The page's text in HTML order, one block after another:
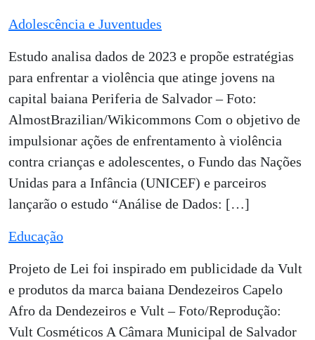
Adolescência e Juventudes
Estudo analisa dados de 2023 e propõe estratégias
para enfrentar a violência que atinge jovens na
capital baiana Periferia de Salvador – Foto:
AlmostBrazilian/Wikicommons Com o objetivo de
impulsionar ações de enfrentamento à violência
contra crianças e adolescentes, o Fundo das Nações
Unidas para a Infância (UNICEF) e parceiros
lançarão o estudo “Análise de Dados: […]
Educação
Projeto de Lei foi inspirado em publicidade da Vult
e produtos da marca baiana Dendezeiros Capelo
Afro da Dendezeiros e Vult – Foto/Reprodução:
Vult Cosméticos A Câmara Municipal de Salvador